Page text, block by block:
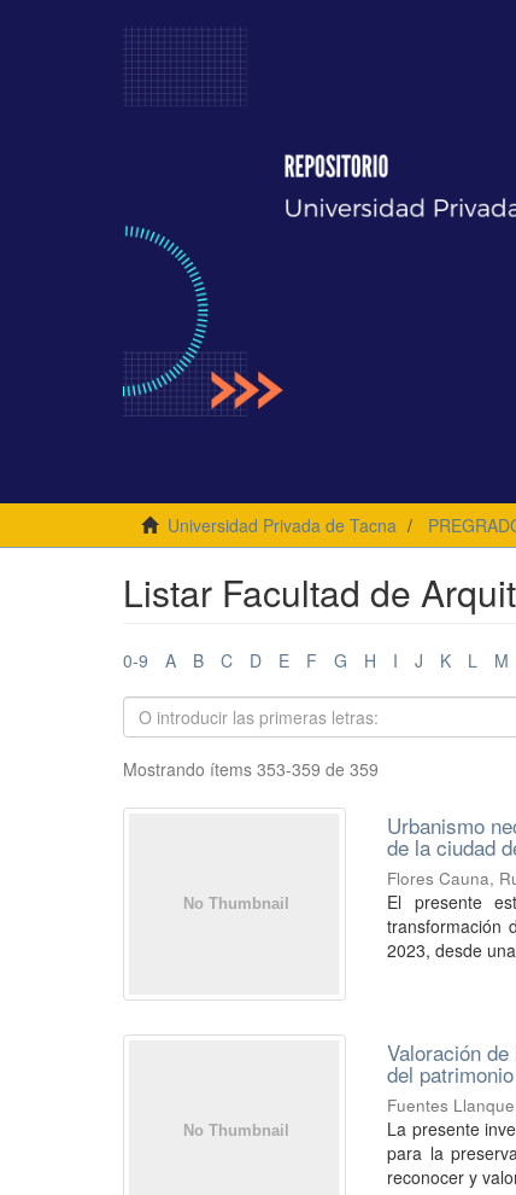
Universidad Privada de Tacna
Listar Facultad de
0-9 A B C D E F G H I J K L M
Mostrando ítems 353-359 de 359
Urbanismo
de la ciudad
Flores Cauna,
El presente
transformación
2023, desde
Valoración
del
Fuentes
La presente
para la
reconocer y